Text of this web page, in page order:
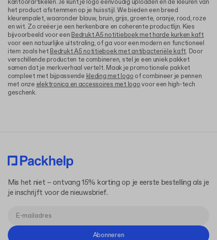
kantoorartikelen. Je kunt je logo eenvoudig uploaden en de kleuren van
het product afstemmen op je huisstijl. We bieden een breed
kleurenpalet, waaronder blauw, bruin, grijs, groente, oranje, rood, roze
en wit. Zo creëer je een herkenbare en coherente productlijn. Kies
bijvoorbeeld voor een Bedrukt A5 notitieboek met harde kurken kaft
voor een natuurlijke uitstraling, of ga voor een modern en functioneel
item zoals hetBedrukt A5 notitieboek met antibacteriële kaft. Door
verschillende producten te combineren, stel je een uniek pakket
samen dat je merkverhaal vertelt. Maak je promotionele pakket
compleet met bijpassende kleding met logo of combineer je pennen
met onze elektronica en accessoires met logovoor een high-tech
geschenk.
Mis het niet – ontvang 15% korting op je eerste bestelling als je
je inschrijft voor de nieuwsbrief.
Abonneren